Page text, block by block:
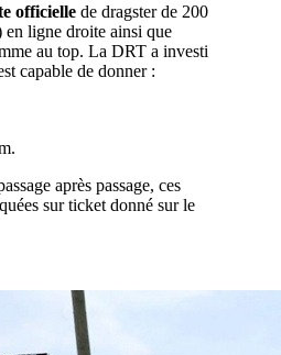
officielle de dragster de 200
ligne droite ainsi que
au top. La DRT a investi
capable de donner :
après passage, ces
sur ticket donné sur le